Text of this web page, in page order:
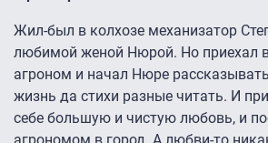
Жил-был в колхозе механизатор
любимой женой Нюрой. Но приехал
агроном и начал Нюре
жизнь да стихи разные читать. И
себе большую и чистую любовь, и